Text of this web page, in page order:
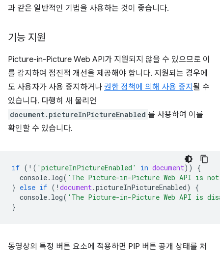
과 같은 일반적인 기법을 사용하는 것이 좋습니다.
기능 지원
Picture-in-Picture Web API가 지원되지 않을 수 있으므로 이
를 감지하여 점진적 개선을 제공해야 합니다. 지원되는 경우에
도 사용자가 사용 중지하거나 권한 정책에 의해 사용 중지 될 수
있습니다. 다행히 새 불리언
document.pictureInPictureEnabled 를 사용하여 이를
확인할 수 있습니다.
if ( ! ( 'pictureInPictureEnabled' in document))
{
console. log( 'The Picture-in-Picture Web API is
} else if ( ! document.pictureInPictureEnabled)
{
console. log( 'The Picture-in-Picture Web API is
}
동영상의 특정 버튼 요소에 적용하면 PIP 버튼 공개 상태를 처